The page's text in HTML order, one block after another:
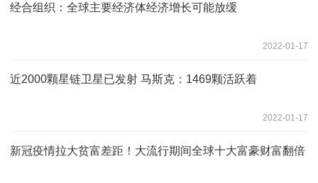
经合组织：全球主要经济体经济增长可能放缓
2022-01-17
近2000颗星链卫星已发射 马斯克：1469颗活跃着
2022-01-17
新冠疫情拉大贫富差距！大流行期间全球十大富豪财富翻倍